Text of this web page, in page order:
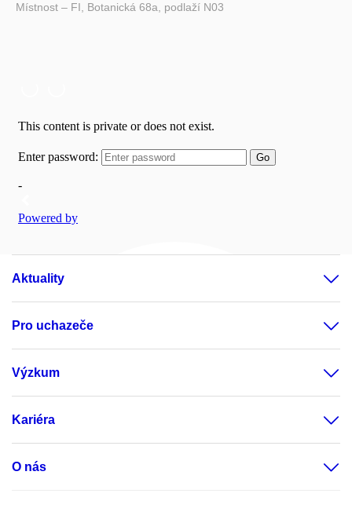
Místnost – FI, Botanická 68a, podlaží N03
Aktuality
Pro uchazeče
Výzkum
Kariéra
O nás